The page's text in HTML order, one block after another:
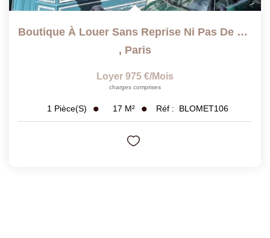
Boutique À Louer Sans Reprise Ni Pas De Porte
, Paris
Loyer 975 €/mois
charges comprises
1 Pièce(s) 17 M² Réf : BLOMET106